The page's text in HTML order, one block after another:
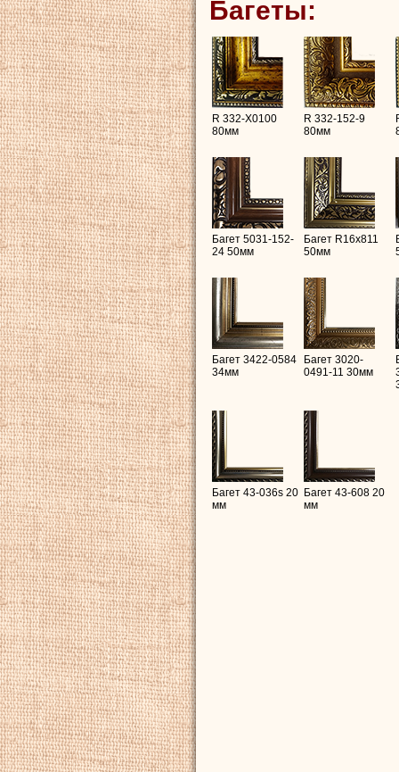
Багеты:
R 332-X0100
80мм
R 332-152-9
80мм
Багет 5031-152-
24 50мм
Багет R16х811
50мм
Багет 3422-0584
34мм
Багет 3020-
0491-11 30мм
Багет 43-036s 20
мм
Багет 43-608 20
мм